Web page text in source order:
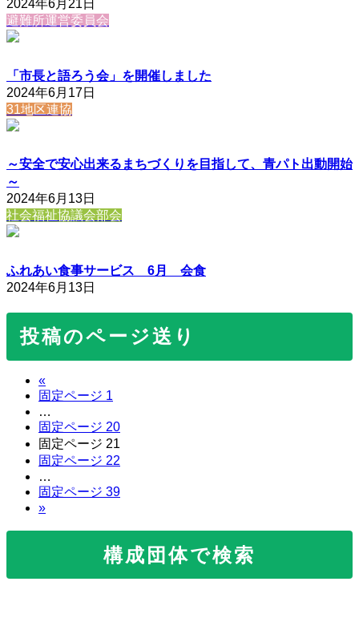
2024年6月21日
避難所運営委員会
「市長と語ろう会」を開催しました
2024年6月17日
31地区連協
～安全で安心出来るまちづくりを目指して、青パト出動開始
～
2024年6月13日
社会福祉協議会部会
ふれあい食事サービス 6月 会食
2024年6月13日
投稿のページ送り
«
固定ページ 1
…
固定ページ 20
固定ページ 21
固定ページ 22
…
固定ページ 39
»
構成団体で検索